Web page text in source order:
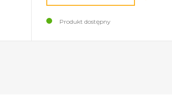
Produkt dostępny